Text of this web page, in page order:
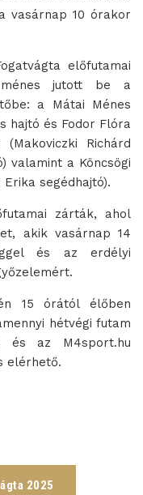
vasárnap 10 órakor
előfutamai
ménes jutott be a
a Mátai Ménes
hajtó és Fodor Flóra
Richárd
valamint a Köncsögi
segédhajtó).
zárták, ahol
akik vasárnap 14
és az erdélyi
15 órától élőben
hétvégi futam
és az M4sport.hu
elérhető.
2025